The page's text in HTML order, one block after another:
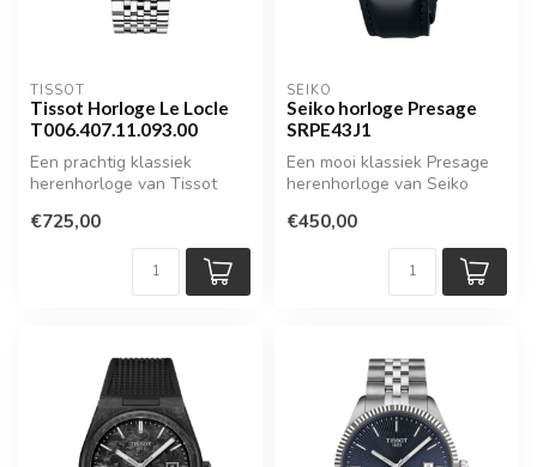
TISSOT
Tissot Horloge Le Locle
T006.407.11.093.00
Een prachtig klassiek
herenhorloge van Tissot
€725,00
SEIKO
Seiko horloge Presage
SRPE43J1
Een mooi klassiek Presage
herenhorloge van Seiko
€450,00